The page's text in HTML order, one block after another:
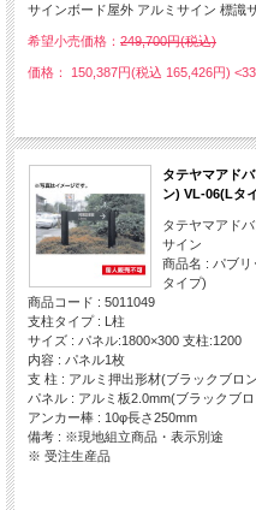
サインボード屋外 アルミサイン 標識
希望小売価格： 249,700円(税込)
価格： 150,387円(税込 165,426円)
タテヤマアド
ン) VL-06(Lタ
タテヤマアド
サイン
商品名 : パブリ
タイプ)
商品コード : 5011049
支柱タイプ : L柱
サイズ : パネル:1800×300 支柱:1200
内容 : パネル1枚
支 柱 : アルミ押出形材(ブラックブロ
パネル : アルミ板2.0mm(ブラックブ
アンカー棒 : 10φ長さ250mm
備考 : ※現地組立商品・表示別途
※ 受注生産品